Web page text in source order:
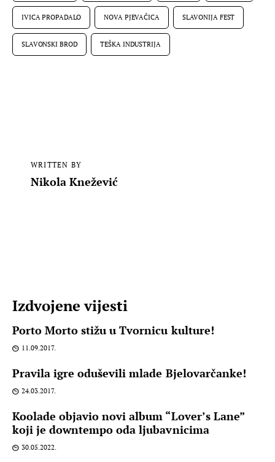
IVICA PROPADALO NOVA PJEVAČICA SLAVONIJA FEST
SLAVONSKI BROD TEŠKA INDUSTRIJA
WRITTEN BY
Nikola Knežević
Izdvojene vijesti
Porto Morto stižu u Tvornicu kulture!
11.09.2017.
Pravila igre oduševili mlade Bjelovarčanke!
24.03.2017.
Koolade objavio novi album “Lover’s Lane”
koji je downtempo oda ljubavnicima
30.05.2022.